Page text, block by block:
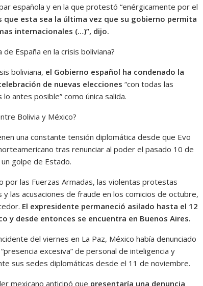
española y en la que protestó “enérgicamente por el
que esta sea la última vez que su gobierno permita
internacionales (…)”, dijo.
de España en la crisis boliviana?
boliviana, el Gobierno español ha condenado la
de nuevas elecciones “con todas las
antes posible” como única salida.
Bolivia y México?
una constante tensión diplomática desde que Evo
tras renunciar al poder el pasado 10 de
golpe de Estado.
por las Fuerzas Armadas, las violentas protestas
las acusaciones de fraude en los comicios de octubre,
El expresidente permaneció asilado hasta el 12
y desde entonces se encuentra en Buenos Aires.
del viernes en La Paz, México había denunciado
excesiva” de personal de inteligencia y
sus sedes diplomáticas desde el 11 de noviembre.
mexicano anticipó que presentaría una denuncia